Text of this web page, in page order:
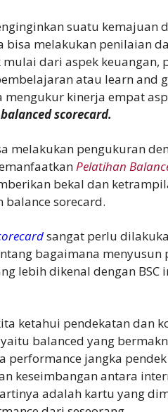
suatu kemajuan
bisa melakukan penilaian
dari aspek keuangan,
atau learn and
kinerja empat
scorecard.
melakukan pengukuran
Pelatihan
bekal dan
sorecard.
sangat perlu
bagaimana menyusun
lebih dikenal dengan
ketahui pendekatan dan
balanced yang
performance jangka
keseimbangan antara
adalah kartu yang